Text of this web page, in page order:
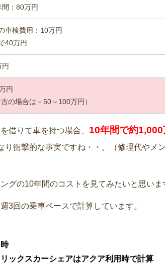
間：80万円
車検費用：10万円
40万円
円
円
古の場合は－50～100万円）
借りて車を持つ場合、 10年間で約
り衝撃的な事実ですね・・。（修理代やメ
グの10年間のコストを見てみたいと思いま
3回の乗車ペースで計算しています。
ックスカーシェアはアクア利用時で計算